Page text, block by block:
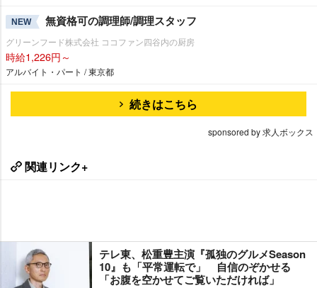
NEW 無資格可の調理師/調理スタッフ
グリーンフード株式会社 ココファン四谷内の厨房
時給1,226円～
アルバイト・パート / 東京都
続きはこちら
sponsored by 求人ボックス
関連リンク+
テレ東、松重豊主演『孤独のグルメSeason
10』も「平常運転で」 自信のぞかせる
「お腹を空かせてご覧いただければ」